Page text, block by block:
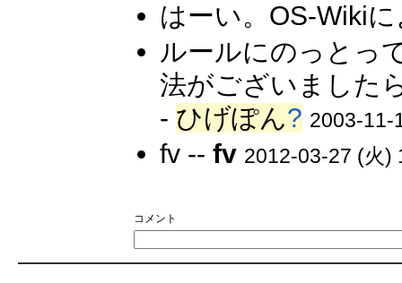
はーい。OS-Wiki
ルールにのっとっ
法がございました
- ひげぽん? 2003-11-
fv --fv 2012-03-27 (火)
コメント